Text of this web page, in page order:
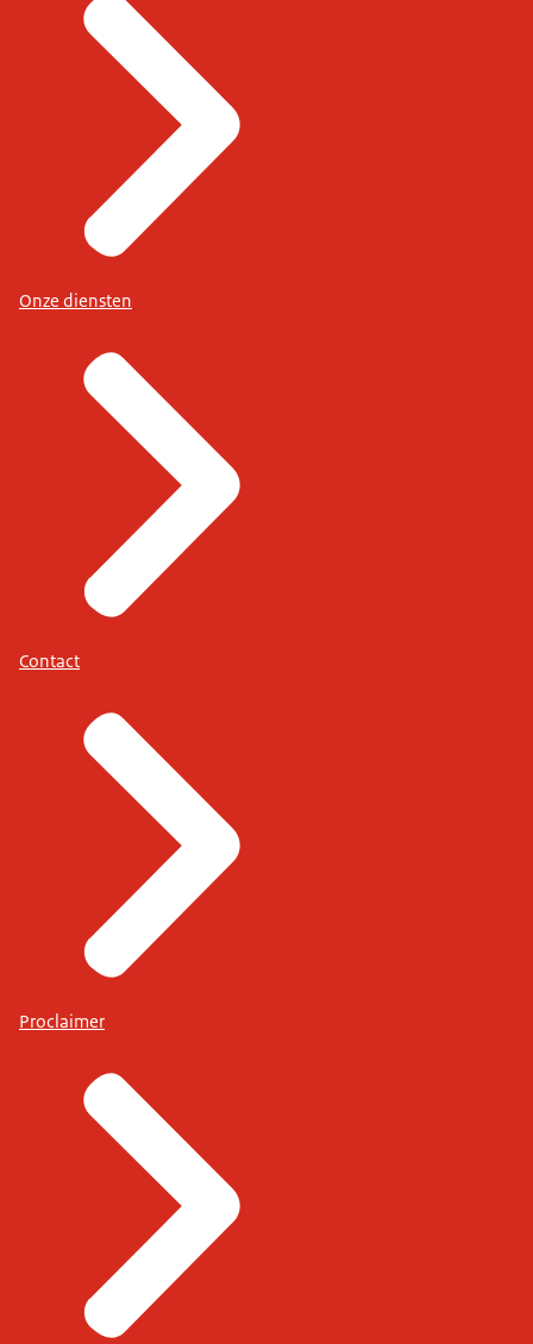
Onze diensten
Contact
Proclaimer